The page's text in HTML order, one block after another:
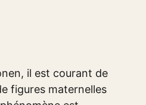
il est courant de
figures maternelles